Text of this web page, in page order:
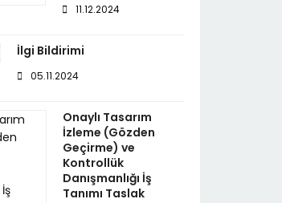
11.12.2024
İlgi Bildirimi
05.11.2024
Onaylı Tasarım
İzleme (Gözden
Geçirme) ve
Kontrollük
Danışmanlığı İş
Tanımı Taslak